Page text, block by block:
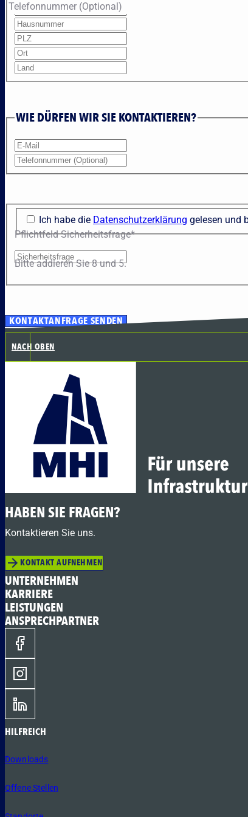
PflichtfeldVorname*
PflichtfeldNachname*
PflichtfeldStrasse*
PflichtfeldHausnummer*
PflichtfeldPLZ*
PflichtfeldOrt*
PflichtfeldLand *
WIE DÜRFEN WIR SIE KONTAKTIEREN?
PflichtfeldE-Mail*
Telefonnummer (Optional)
Ich habe die Datenschutzerklärung gelesen und
PflichtfeldSicherheitsfrage*
Bitte addieren Sie 8 und 5.
KONTAKTANFRAGE SENDEN
NACH OBEN
HABEN SIE FRAGEN?
Kontaktieren Sie uns.
KONTAKT AUFNEHMEN
UNTERNEHMEN
KARRIERE
LEISTUNGEN
ANSPRECHPARTNER
HILFREICH
Downloads
Offene Stellen